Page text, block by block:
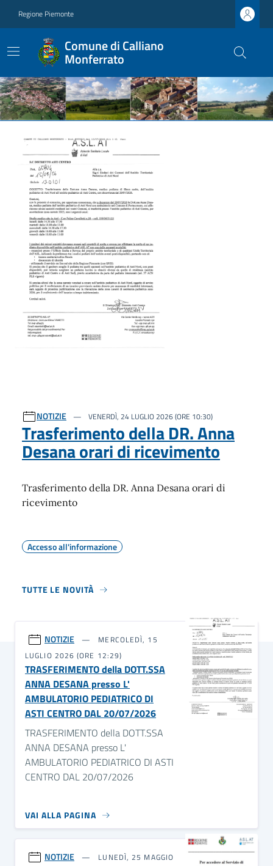
Regione Piemonte
Comune di Calliano
Monferrato
Ultime notizie
NOTIZIE VENERDÌ, 24 LUGLIO 2026 (ORE 10:30)
Trasferimento della DR. Anna
Desana orari di ricevimento
Trasferimento della DR. Anna Desana orari di
ricevimento
Accesso all'informazione
TUTTE LE NOVITÀ
NOTIZIE
MERCOLEDÌ, 15
LUGLIO 2026 (ORE 12:29)
TRASFERIMENTO della DOTT.SSA
ANNA DESANA presso L'
AMBULATORIO PEDIATRICO DI
ASTI CENTRO DAL 20/07/2026
TRASFERIMENTO della DOTT.SSA
ANNA DESANA presso L'
AMBULATORIO PEDIATRICO DI ASTI
CENTRO DAL 20/07/2026
VAI ALLA PAGINA
NOTIZIE
LUNEDÌ, 25 MAGGIO